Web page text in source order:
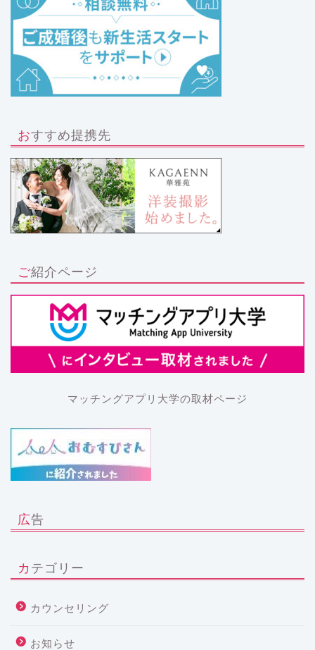
おすすめ提携先
ご紹介ページ
マッチングアプリ大学の取材ページ
広告
カテゴリー
カウンセリング
お知らせ